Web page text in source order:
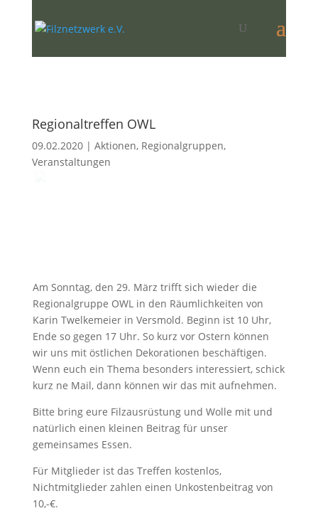
Regionaltreffen OWL
09.02.2020| Aktionen, Regionalgruppen,
Veranstaltungen
Am Sonntag, den 29. März trifft sich wieder die
Regionalgruppe OWL in den Räumlichkeiten von
Karin Twelkemeier in Versmold. Beginn ist 10 Uhr,
Ende so gegen 17 Uhr. So kurz vor Ostern können
wir uns mit östlichen Dekorationen beschäftigen.
Wenn euch ein Thema besonders interessiert, schick
kurz ne Mail, dann können wir das mit aufnehmen.
Bitte bring eure Filzausrüstung und Wolle mit und
natürlich einen kleinen Beitrag für unser
gemeinsames Essen.
Für Mitglieder ist das Treffen kostenlos,
Nichtmitglieder zahlen einen Unkostenbeitrag von
10,-€.